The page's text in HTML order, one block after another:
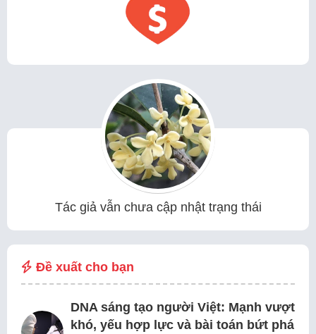
Tác giả vẫn chưa cập nhật trạng thái
Đề xuất cho bạn
DNA sáng tạo người Việt: Mạnh vượt
khó, yếu hợp lực và bài toán bứt phá